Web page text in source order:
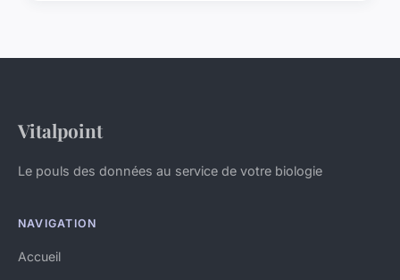
Vitalpoint
Le pouls des données au service de votre biologie
NAVIGATION
Accueil